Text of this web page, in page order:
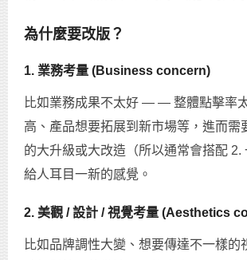
為什麼要改版？
1. 業務考量 (Business concern)
比如業務成果不太好 — — 整體點擊率
高、產品想要拓展到新市場等，進而需
的大升級或大改造（所以通常會搭配 2.
給人耳目一新的感覺。
2. 美觀 / 設計 / 視覺考量 (Aesthetics
比如品牌調性大變、想要傳達不一樣的